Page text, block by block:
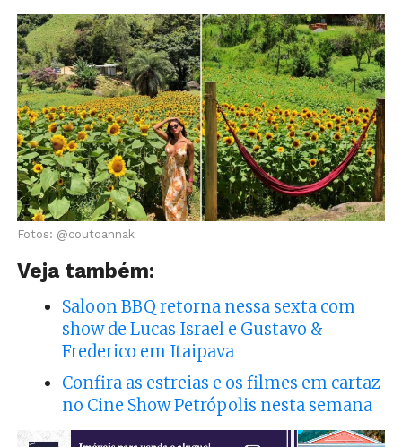
Fotos: @coutoannak
Veja também:
Saloon BBQ retorna nessa sexta com
show de Lucas Israel e Gustavo &
Frederico em Itaipava
Confira as estreias e os filmes em cartaz
no Cine Show Petrópolis nesta semana